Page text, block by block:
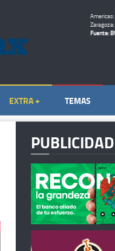
Zaragoza:
Fuente:
EXTRA + TEMAS
PUBLICIDAD